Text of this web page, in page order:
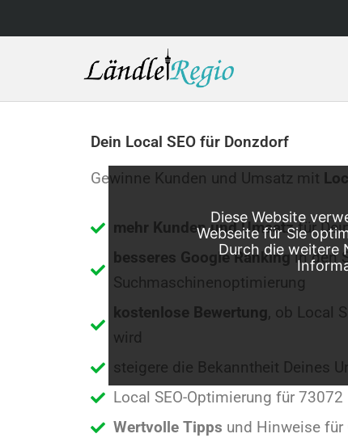
to
Dein Local SEO für Donzdorf
Gewinne Kunden und Umsatz mit
mehr Kunden und Umsatzfür
besseres Google Rankingin den
Suchmaschinenoptimierung
kostenlose Bewertung , ob Local
wird
steigere die Bekanntheit Deines
Local SEO-Optimierung für
Wertvolle Tipps und Hinweise
Diese Website
Webseite für Sie
Durch die weitere